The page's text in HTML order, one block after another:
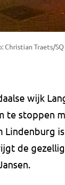
Christian Traets/
wijk
te stoppen
de